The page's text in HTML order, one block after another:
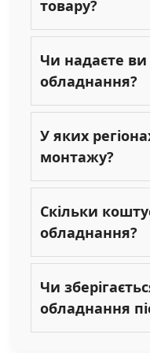
товару?
Чи надаєте
обладнання?
У яких
монтажу?
Скільки
обладнання?
Чи
обладнання